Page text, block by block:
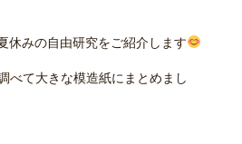
休みの自由研究をご紹介します
べて大きな模造紙にまとめまし